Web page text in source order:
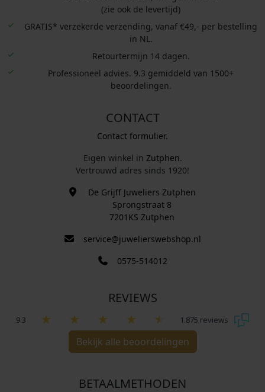
(zie ook de levertijd)
GRATIS* verzekerde verzending, vanaf €49,- per bestelling
in NL.
Retourtermijn 14 dagen.
Professioneel advies. 9.3 gemiddeld van 1500+
beoordelingen.
CONTACT
Contact formulier.
Eigen winkel in Zutphen.
Vertrouwd adres sinds 1920!
De Grijff Juweliers Zutphen
Sprongstraat 8
7201KS Zutphen
service@juwelierswebshop.nl
0575-514012
REVIEWS
9.3 1.875 reviews
Bekijk alle beoordelingen
BETAALMETHODEN